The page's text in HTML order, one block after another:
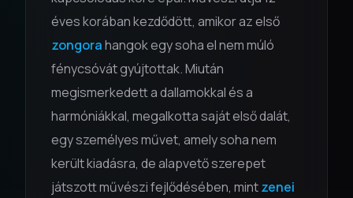
éves korában kezdődött, amikor az első
zongorahangok egy soha el nem múló
fénycsóvát gyújtottak. Miután
megismerkedett a dallamokkal és a
harmóniákkal, megalkotta saját első dalát,
egy személyes művet, amely soha nem
került kiadásra, de alapvető szerepet
játszott művészi fejlődésében, mintzenei